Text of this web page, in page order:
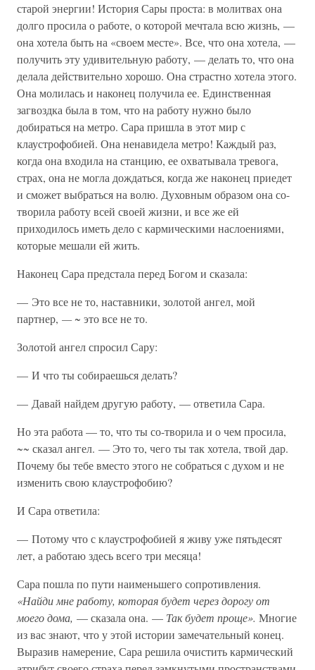
старой энергии! История Сары проста: в молитвах она
долго просила о работе, о которой мечтала всю жизнь, —
она хотела быть на «своем месте». Все, что она хотела, —
получить эту удивительную работу, — делать то, что она
делала действительно хорошо. Она страстно хотела этого.
Она молилась и наконец получила ее. Единственная
загвоздка была в том, что на работу нужно было
добираться на метро. Сара пришла в этот мир с
клаустрофобией. Она ненавидела метро! Каждый раз,
когда она входила на станцию, ее охватывала тревога,
страх, она не могла дождаться, когда же наконец приедет
и сможет выбраться на волю. Духовным образом она со-
творила работу всей своей жизни, и все же ей
приходилось иметь дело с кармическими наслоениями,
которые мешали ей жить.
Наконец Сара предстала перед Богом и сказала:
— Это все не то, наставники, золотой ангел, мой
партнер, — ~ это все не то.
Золотой ангел спросил Сару:
— И что ты собираешься делать?
— Давай найдем другую работу, — ответила Сара.
Но эта работа — то, что ты со-творила и о чем просила,
~~ сказал ангел. — Это то, чего ты так хотела, твой дар.
Почему бы тебе вместо этого не собраться с духом и не
изменить свою клаустрофобию?
И Сара ответила:
— Потому что с клаустрофобией я живу уже пятьдесят
лет, а работаю здесь всего три месяца!
Сара пошла по пути наименьшего сопротивления.
«Найди мне работу, которая будет через дорогу от
моего дома, — сказала она. — Так будет проще». Многие
из вас знают, что у этой истории замечательный конец.
Выразив намерение, Сара решила очистить кармический